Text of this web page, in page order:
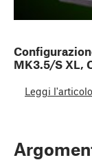
MK3.5/S XL,
Leggi l'articolo